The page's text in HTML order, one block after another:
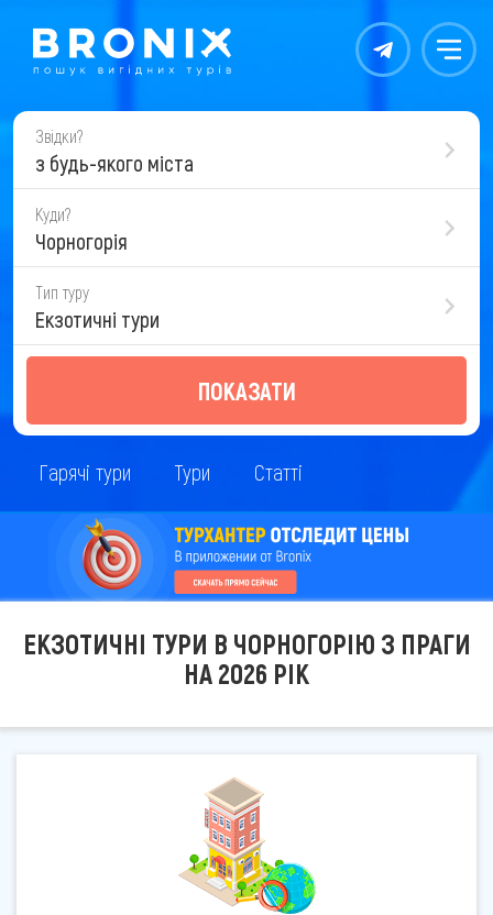
Контакты Меню
Звідки?
з будь-якого міста
Куди?
Чорногорія
Тип туру
Екзотичні тури
ПОКАЗАТИ
Гарячі тури Тури Статті
ЕКЗОТИЧНІ ТУРИ В ЧОРНОГОРІЮ З ПРАГИ
НА 2026 РІК